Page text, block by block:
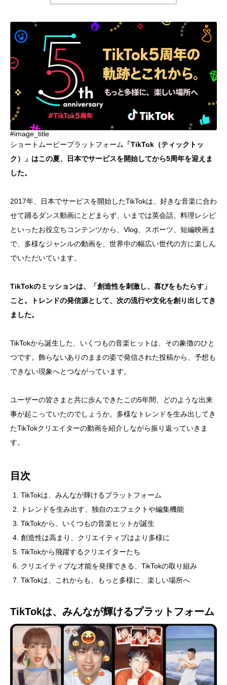
#image_title
ショートムービープラットフォーム 「TikTok（ティックトッ
ク）」はこの夏、日本でサービスを開始してから5周年を迎えま
した。
2017年、日本でサービスを開始したTikTokは、好きな音楽に合わ
せて踊るダンス動画にとどまらず、いまでは英会話、料理レシピ
といったお役立ちコンテンツから、Vlog、スポーツ、短編映画ま
で、多様なジャンルの動画を、世界中の幅広い世代の方に楽しん
でいただいています。
TikTokのミッションは、「創造性を刺激し、喜びをもたらす」
こと。トレンドの発信源として、次の流行や文化を創り出してき
ました。
TikTokから誕生した、いくつもの音楽ヒットは、その象徴のひと
つです。飾らないありのままの姿で発信された投稿から、予想も
できない現象へとつながっています。
ユーザーの皆さまと共に歩んできたこの5年間、どのような出来
事が起こっていたのでしょうか。多様なトレンドを生み出してき
たTikTokクリエイターの動画を紹介しながら振り返っていきま
す。
目次
TikTokは、みんなが輝けるプラットフォーム
トレンドを生み出す、独自のエフェクトや編集機能
TikTokから、いくつもの音楽ヒットが誕生
創造性は高まり、クリエイティブはより多様に
TikTokから飛躍するクリエイターたち
クリエイティブな才能を発揮できる、TikTokの取り組み
TikTokは、これからも、もっと多様に、楽しい場所へ
TikTokは、みんなが輝けるプラットフォーム